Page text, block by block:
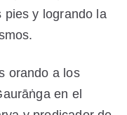
pies y logrando la
orando a los
en el